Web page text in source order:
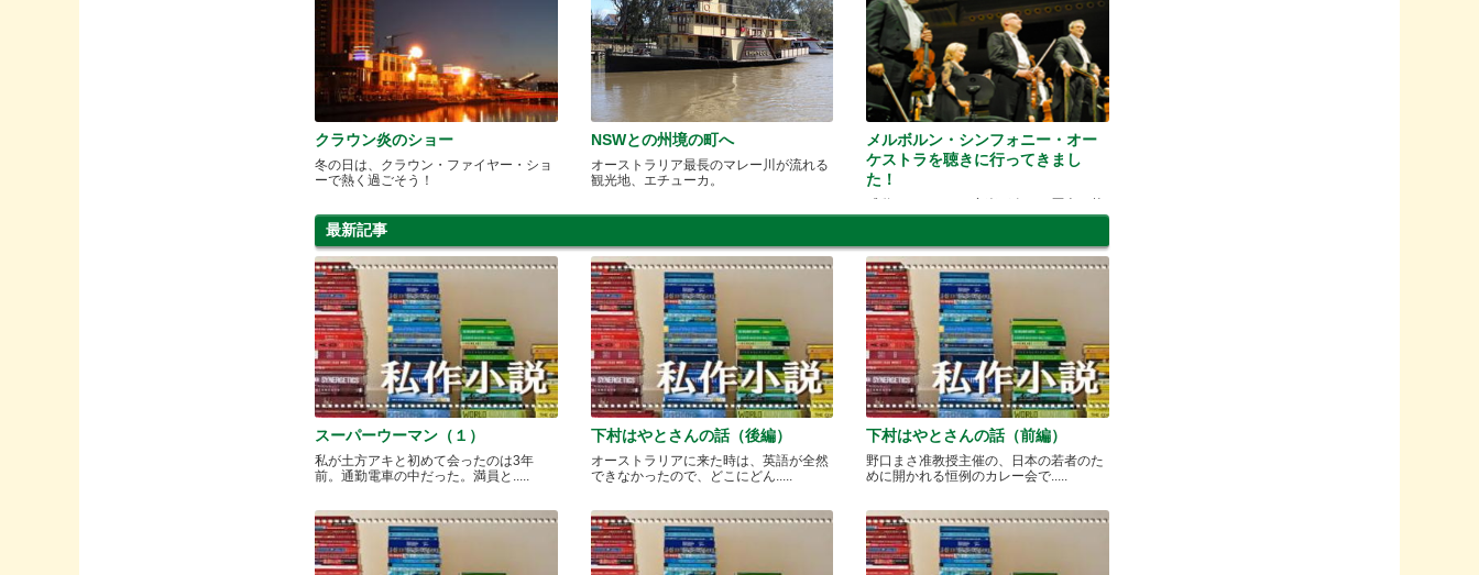
クラウン炎のショー
冬の日は、クラウン・ファイヤー・ショ
ーで熱く過ごそう！
NSWとの州境の町へ
オーストラリア最長のマレー川が流れる
観光地、エチューカ。
メルボルン・シンフォニー・オー
ケストラを聴きに行ってきまし
た！
術。
最新記事
スーパーウーマン（１）
私が土方アキと初めて会ったのは3年
前。通勤電車の中だった。満員と.....
下村はやとさんの話（後編）
オーストラリアに来た時は、英語が全然
できなかったので、どこにどん.....
下村はやとさんの話（前編）
野口まさ准教授主催の、日本の若者のた
めに開かれる恒例のカレー会で.....